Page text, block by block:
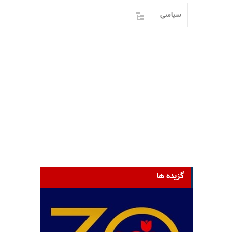
سیاسی
گزیده ها